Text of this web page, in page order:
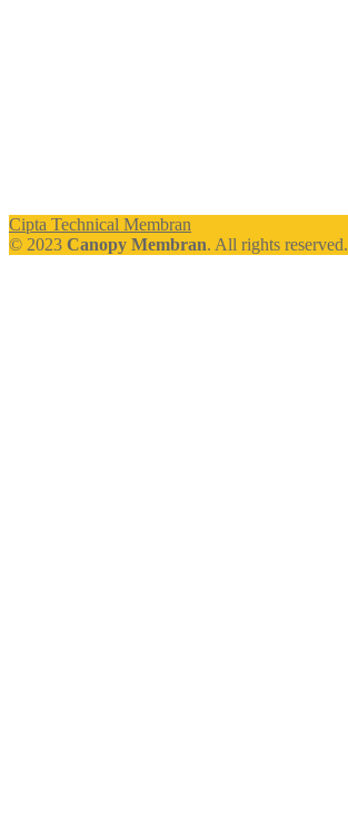
Cipta Technical Membran
© 2023 Canopy Membran. All rights reserved.